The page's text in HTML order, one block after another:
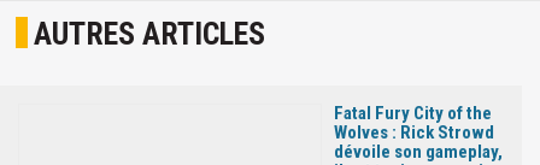
AUTRES ARTICLES
Fatal Fury City of the
Wolves : Rick Strowd
dévoile son gameplay,